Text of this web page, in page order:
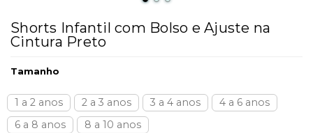
Shorts Infantil com Bolso e Ajuste na
Cintura Preto
Tamanho
1 a 2 anos 2 a 3 anos 3 a 4 anos
4 a 6 anos
6 a 8 anos
8 a 10 anos